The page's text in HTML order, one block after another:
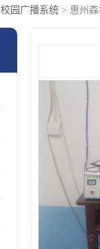
校园广播系统 > 惠州